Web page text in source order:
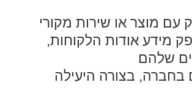
עם מוצר או שירות מקורי
אודות הלקוחות,
שלהם
בצורה היעילה